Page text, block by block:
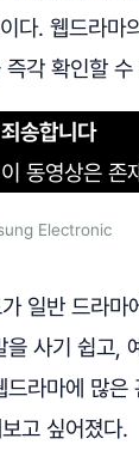
다. 웹드라
각 확인할
죄송합니다
이 동영상은 존
Electronic
일반 드라
사기 쉽고,
라마에 많
고 싶어졌다.